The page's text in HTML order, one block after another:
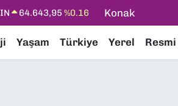
47,6006%0.06
64,2398%0.2
Konak
Yaşam Türkiye Yerel